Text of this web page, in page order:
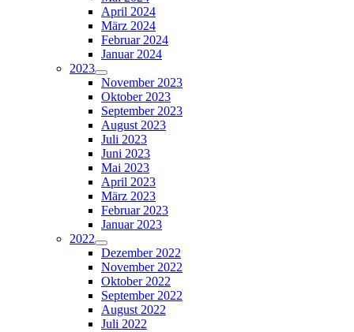
April 2024
März 2024
Februar 2024
Januar 2024
2023
November 2023
Oktober 2023
September 2023
August 2023
Juli 2023
Juni 2023
Mai 2023
April 2023
März 2023
Februar 2023
Januar 2023
2022
Dezember 2022
November 2022
Oktober 2022
September 2022
August 2022
Juli 2022